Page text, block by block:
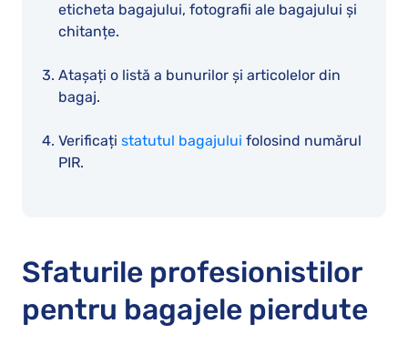
eticheta bagajului, fotografii ale bagajului și
chitanțe.
Atașați o listă a bunurilor și articolelor din
bagaj.
Verificați statutul bagajului folosind numărul
PIR.
Sfaturile profesionistilor
pentru bagajele pierdute